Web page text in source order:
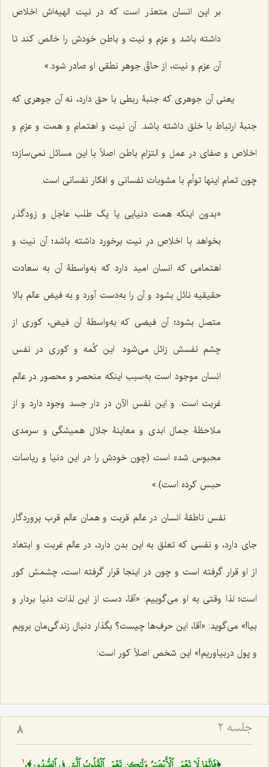
بر این انسان متعذر است که در نیت الهیه‌اش اخلاص
داشته باشد و عزم و نیت و باطن خودش را خالص کند تا
آن عزم و نیت، از حاقّ جوهر نطقی او صادر شود.»
یعنی آن جوهری که جنبۀ ربطی با حق دارد، نه آن جوهری که
جنبۀ ارتباط با خلق داشته باشد. آن نیت و اهتمام و همت و عزم و
اخلاص و صفای در عمل و التزام باطن اصلاً با این مسائل نمی‌سازد؛
چون تمام اینها توأم با مشوبات نفسانی و افکار نفسانی است.
«بدون اینکه همت دنیایی یا یک طلب عاجل و زودگذر
بخواهد با اخلاص در نیت برخورد داشته باشد؛ آن نیت و
اهتمامی که انسان امید دارد که به‌واسطۀ آن به سعادت
حقیقیه نائل بشود و آن را به‌دست آورد و به فیض عالم بالا
متصل بشود؛ آن فیضی که به‌واسطۀ آن فیض، کوری از
چشم نفسش زائل می‌شود. این کُمه و کوری در نفس
انسان موجود است به‌سبب اینکه منحصر و محصور در عالم
غربت است. و این نفس الآن در دار جسد وجود دارد و از
ملاحظۀ جمال ابدی و معاینۀ جلال همیشگی و سرمدی
محبوس شده است (چون خودش را در این دنیا و ریاسات
حبس کرده است).»
نفس ناطقۀ انسان در عالم قربت و همان عالم قرب پروردگار
جای دارد، و نفسی که تعلق به این بدن دارد، در عالم غربت و ابتعاد
از او قرار گرفته است و چون در اینجا قرار گرفته است، چشمش کور
است؛ لذا وقتی به او می‌گوییم: «آقا، دست از این لذات دنیا بردار و
بیا!» می‌گوید: «آقا، این حرف‌ها چیست؟ بگذار دنبال زندگی‌مان برویم
و پول دربیاوریم!» این شخص اصلاً کور است:
جلسه ۲ 8
1